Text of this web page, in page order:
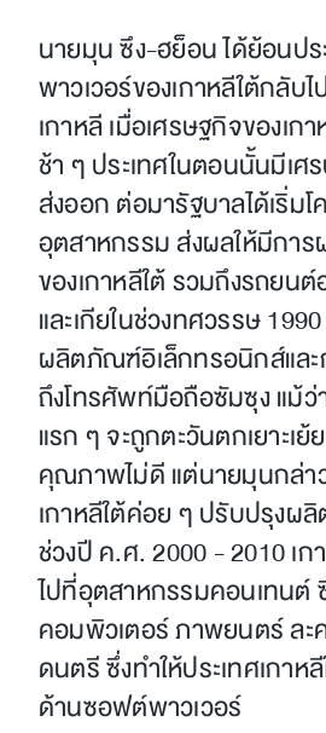
นายมุน ซึง-ฮย็อน ได้ย้อนป
พาวเวอร์ของเกาหลีใต้กลับ
เกาหลี เมื่อเศรษฐกิจของเก
ช้า ๆ ประเทศในตอนนั้นมีเศ
ส่งออก ต่อมารัฐบาลได้เริ่ม
อุตสาหกรรม ส่งผลให้มีก
ของเกาหลีใต้ รวมถึงรถยน
และเกียในช่วงทศวรรษ
ผลิตภัณฑ์อิเล็กทรอนิกส์และ
ถึงโทรศัพท์มือถือซัมซุง แม้
แรก ๆ จะถูกตะวันตกเยาะเย้
คุณภาพไม่ดี แต่นายมุนกล่า
เกาหลีใต้ค่อย ๆ ปรับปรุงผ
ช่วงปี ค.ศ. 2000 - 2010 เก
ไปที่อุตสาหกรรมคอนเทนต์
คอมพิวเตอร์ ภาพยนตร์ ละ
ดนตรี ซึ่งทำให้ประเทศเกาห
ด้านซอฟต์พาวเวอร์